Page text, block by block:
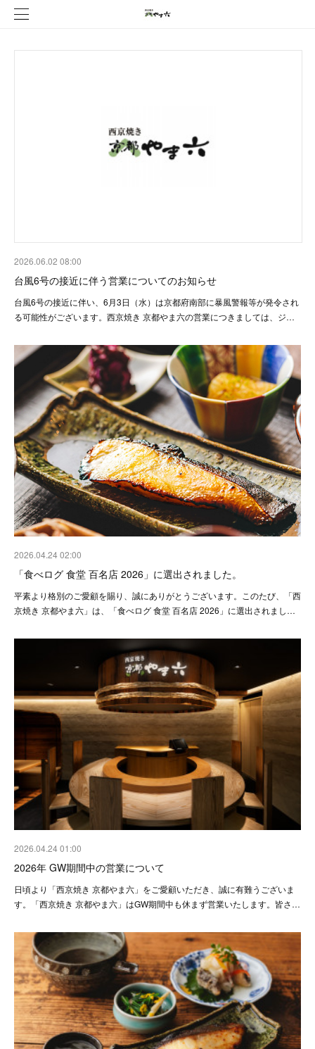
2026.06.02 08:00
台風6号の接近に伴う営業についてのお知らせ
台風6号の接近に伴い、6月3日（水）は京都府南部に暴風警報等が発令され
る可能性がございます。西京焼き 京都やま六の営業につきましては、ジ…
2026.04.24 02:00
「食べログ 食堂 百名店 2026」に選出されました。
平素より格別のご愛顧を賜り、誠にありがとうございます。このたび、「西
京焼き 京都やま六」は、「食べログ 食堂 百名店 2026」に選出されまし…
2026.04.24 01:00
2026年 GW期間中の営業について
日頃より「西京焼き 京都やま六」をご愛顧いただき、誠に有難うございま
す。「西京焼き 京都やま六」はGW期間中も休まず営業いたします。皆さ…